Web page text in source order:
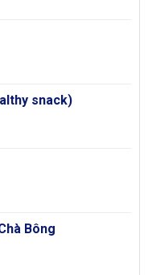
snack)
Bông